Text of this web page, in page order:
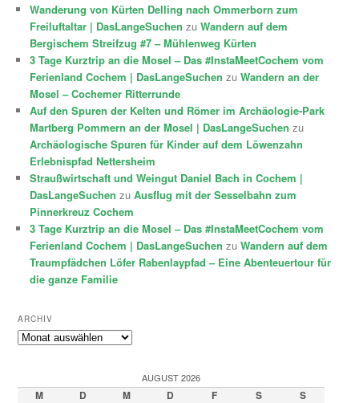
Wanderung von Kürten Delling nach Ommerborn zum
Freiluftaltar | DasLangeSuchen zuWandern auf dem
Bergischem Streifzug #7 – Mühlenweg Kürten
3 Tage Kurztrip an die Mosel – Das #InstaMeetCochem vom
Ferienland Cochem | DasLangeSuchen zuWandern an der
Mosel – Cochemer Ritterrunde
Auf den Spuren der Kelten und Römer im Archäologie-Park
Martberg Pommern an der Mosel | DasLangeSuchen zu
Archäologische Spuren für Kinder auf dem Löwenzahn
Erlebnispfad Nettersheim
Straußwirtschaft und Weingut Daniel Bach in Cochem |
DasLangeSuchen zuAusflug mit der Sesselbahn zum
Pinnerkreuz Cochem
3 Tage Kurztrip an die Mosel – Das #InstaMeetCochem vom
Ferienland Cochem | DasLangeSuchen zuWandern auf dem
Traumpfädchen Löfer Rabenlaypfad – Eine Abenteuertour für
die ganze Familie
ARCHIV
Archiv
AUGUST 2026
M D M D F S S